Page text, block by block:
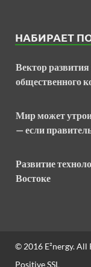
НАБИРАЕТ
Вектор развития
общественного
Мир может
— если
Развитие
Востоке
© 2016 E²nergy. All
Positive SSL